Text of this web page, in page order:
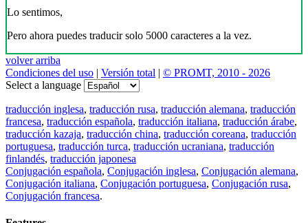
Lo sentimos,
Pero ahora puedes traducir solo 5000 caracteres a la vez.
volver arriba
Condiciones del uso | Versión total | © PROMT, 2010 - 2026
Select a language
traducción inglesa, traducción rusa, traducción alemana, traducción
francesa, traducción española, traducción italiana, traducción árabe,
traducción kazaja, traducción china, traducción coreana, traducción
portuguesa, traducción turca, traducción ucraniana, traducción
finlandés, traducción japonesa
Conjugación española, Conjugación inglesa, Conjugación alemana,
Conjugación italiana, Conjugación portuguesa, Conjugación rusa,
Conjugación francesa.